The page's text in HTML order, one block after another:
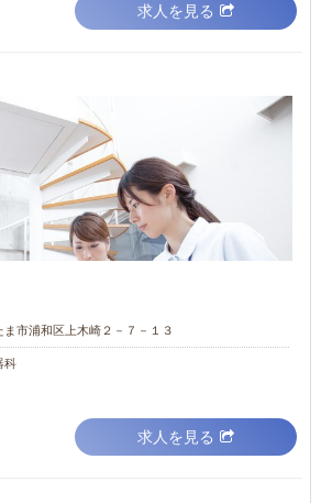
求人を見る
ま市浦和区上木崎２－７－１３
科
求人を見る